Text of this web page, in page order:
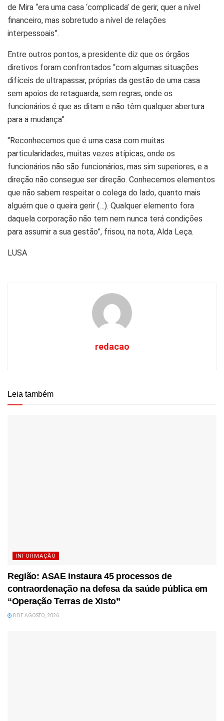
de Mira “era uma casa ‘complicada’ de gerir, quer a nível
financeiro, mas sobretudo a nível de relações
interpessoais”.
Entre outros pontos, a presidente diz que os órgãos
diretivos foram confrontados “com algumas situações
difíceis de ultrapassar, próprias da gestão de uma casa
sem apoios de retaguarda, sem regras, onde os
funcionários é que as ditam e não têm qualquer abertura
para a mudança”.
“Reconhecemos que é uma casa com muitas
particularidades, muitas vezes atípicas, onde os
funcionários não são funcionários, mas sim superiores, e a
direção não consegue ser direção. Conhecemos elementos
que não sabem respeitar o colega do lado, quanto mais
alguém que o queira gerir (…). Qualquer elemento fora
daquela corporação não tem nem nunca terá condições
para assumir a sua gestão”, frisou, na nota, Alda Leça.
LUSA
redacao
Leia também
INFORMAÇÃO
Região: ASAE instaura 45 processos de
contraordenação na defesa da saúde pública em
“Operação Terras de Xisto”
8 DE AGOSTO, 2026